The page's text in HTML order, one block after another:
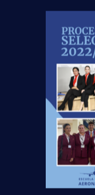
Curso
de aviación civil
los
realizar las
Además,
de los países
Nuestro
curso con la
posibles para